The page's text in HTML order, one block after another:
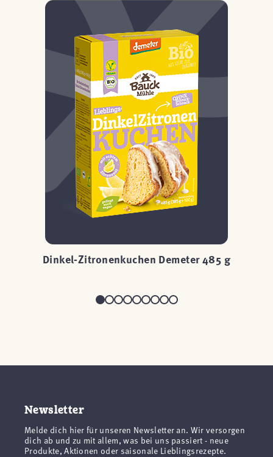
Dinkel-Zitronenkuchen Demeter 485 g
Newsletter
Melde dich hier für unseren Newsletter an. Wir versorgen
dich ab und zu mit allem, was bei uns passiert - neue
Produkte, Aktionen oder saisonale Lieblingsrezepte.